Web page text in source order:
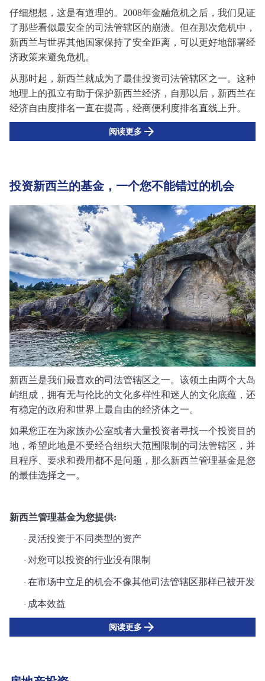
仔细想想，这是有道理的。 2008年金融危机之后，我们见证
了那些看似最安全的司法管辖区的崩溃。但在那次危机中，
新西兰与世界其他国家保持了安全距离，可以更好地部署经
济政策来避免危机。
从那时起，新西兰就成为了最佳投资司法管辖区之一。这种
地理上的孤立有助于保护新西兰经济，自那以后，新西兰在
经济自由度排名一直在提高，经商便利度排名直线上升。
阅读更多
投资新西兰的基金，一个您不能错过的机会
新西兰是我们最喜欢的司法管辖区之一。该领土由两个大岛
屿组成，拥有无与伦比的文化多样性和迷人的文化底蕴，还
有稳定的政府和世界上最自由的经济体之一。
如果您正在为家族办公室或者大量投资者寻找一个投资目的
地，希望此地是不受经合组织大范围限制的司法管辖区，并
且程序、要求和费用都不是问题，那么新西兰管理基金是您
的最佳选择之一。
新西兰管理基金为您提供:
· 灵活投资于不同类型的资产
· 对您可以投资的行业没有限制
· 在市场中立足的机会不像其他司法管辖区那样已被开发
· 成本效益
阅读更多